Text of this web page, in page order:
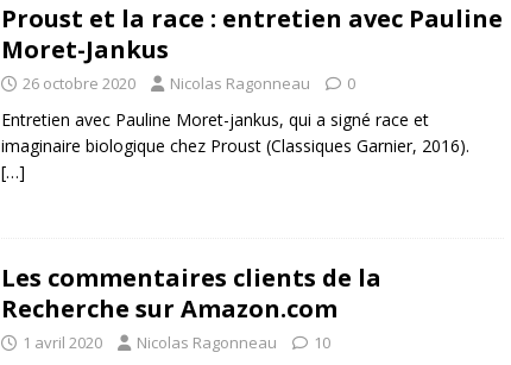
Proust et la race : entretien avec Pauline
Moret-Jankus
26 octobre 2020 Nicolas Ragonneau 0
Entretien avec Pauline Moret-jankus, qui a signé race et
imaginaire biologique chez Proust (Classiques Garnier, 2016).
[…]
Les commentaires clients de la
Recherche sur Amazon.com
1 avril 2020 Nicolas Ragonneau 10